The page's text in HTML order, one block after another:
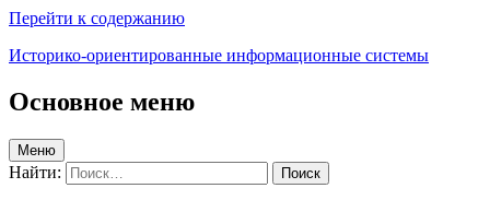
Перейти к содержанию
Историко-ориентированные информационные системы
Основное меню
Меню
Найти: